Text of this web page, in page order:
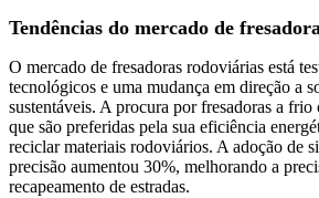
Tendências do mercado de
O mercado de fresadoras rodoviárias está
tecnológicos e uma mudança em direção a
sustentáveis. A procura por fresadoras a frio
que são preferidas pela sua eficiência
reciclar materiais rodoviários. A adoção de
precisão aumentou 30%, melhorando a
recapeamento de estradas.